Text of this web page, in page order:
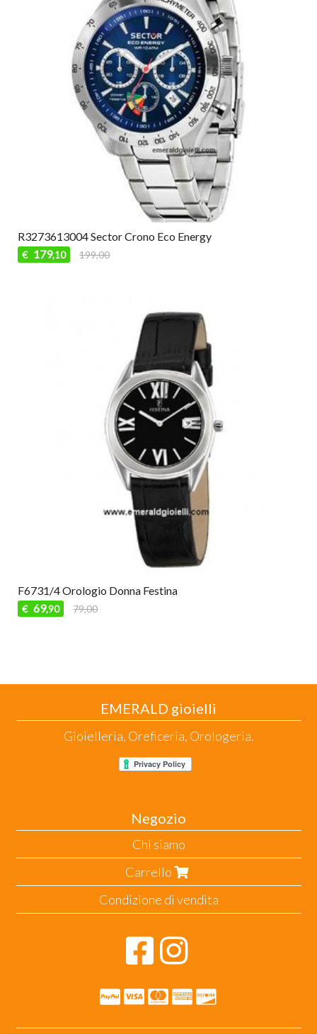
R3273613004 Sector Crono Eco Energy
€ 179,10 199,00
F6731/4 Orologio Donna Festina
€ 69,90 79,00
EMERALD gioielli
Gioielleria, Oreficeria, Orologeria.
Negozio
Chi siamo
Carrello
Condizione di vendita